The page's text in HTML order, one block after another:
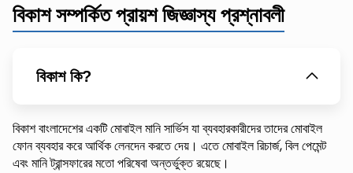
বিকাশ সম্পর্কিত প্রায়শ জিজ্ঞাস্য প্রশ্নাবলী
বিকাশ কি?
বিকাশ বাংলাদেশের একটি মোবাইল মানি সার্ভিস যা ব্যবহারকারীদের তাদের মোবাইল
ফোন ব্যবহার করে আর্থিক লেনদেন করতে দেয়। এতে মোবাইল রিচার্জ, বিল পেমেন্ট
এবং মানি ট্রান্সফারের মতো পরিষেবা অন্তর্ভুক্ত রয়েছে।